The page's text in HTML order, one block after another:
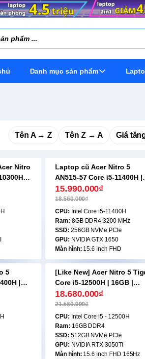
Danh mục sản phẩm
Tên A → Z Tên Z → A Giá
Nitro
|
|
-14%
Laptop cũ Acer Nitro 5
AN515-57 Core i5-11400H |
8GB | 256GB | GTX1650 |
inch FHD
15.990.000₫
18.560.000₫
CPU: Intel Core i5-11400H
Ram: 8GB DDR4 3200 MHz
SSD: 256GB NVMe PCIe
GPU: NVIDIA GTX 1650
Màn hình: 15.6 inch FHD
5
|
|
-14%
[Like New] Acer Nitro 5
Core i5-12500H | 16GB |
512GB | RTX 3050TI | 15.6
inch FHD 165Hz
18.680.000₫
21.560.000₫
CPU: Intel Core i5 - 12500H
Ram: 16GB DDR4
SSD: 512GB NVMe PCIe
GPU: NVIDIA RTX 3050TI
Màn hình: 15.6 inch FHD 165Hz